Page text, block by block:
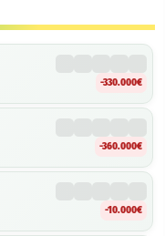
-330.000€
-360.000€
-10.000€